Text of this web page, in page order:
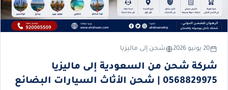
20 يونيو 2026 شحن إلى ماليزيا
شركة شحن من السعودية إلى ماليزيا
0568829975 | شحن الأثاث السيارات البضائع